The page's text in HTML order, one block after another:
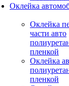
Оклейка
Оклейка
части авто
пленкой
Оклейка
пленкой